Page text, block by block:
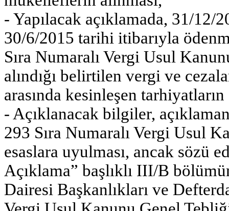
- Yapılacak açıklamada, 31/
30/6/2015 tarihi itibarıyla
Sıra Numaralı Vergi Usul
alındığı belirtilen vergi ve
arasında kesinleşen
- Açıklanacak bilgiler,
293 Sıra Numaralı Vergi Usul
esaslara uyulması, ancak sözü
Açıklama” başlıklı III/B
Dairesi Başkanlıkları ve